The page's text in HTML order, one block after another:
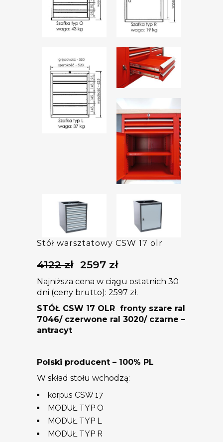
Stół warsztatowy CSW 17 olr
4122zł
Pierwotna
wynosiła:
4122 zł.
2597 złAktualna
wynosi:
2597 zł.
Najniższa cena w ciągu ostatnich 30
dni (ceny brutto): 2597 zł.
STÓŁ CSW 17 OLR fronty szare ral
7046/ czerwone ral 3020/ czarne –
antracyt
Polski producent – 100% PL
W skład stołu wchodzą:
korpus CSW 17
MODUŁ TYP O
MODUŁ TYP L
MODUŁ TYP R